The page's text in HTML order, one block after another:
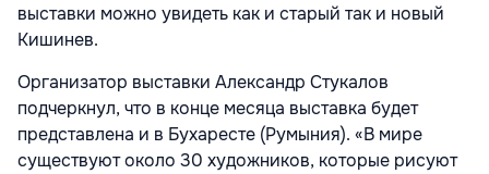
выставки можно увидеть как и старый так и новый
Кишинев.
Организатор выставки Александр Стукалов
подчеркнул, что в конце месяца выставка будет
представлена и в Бухаресте (Румыния). «В мире
существуют около 30 художников, которые рисуют